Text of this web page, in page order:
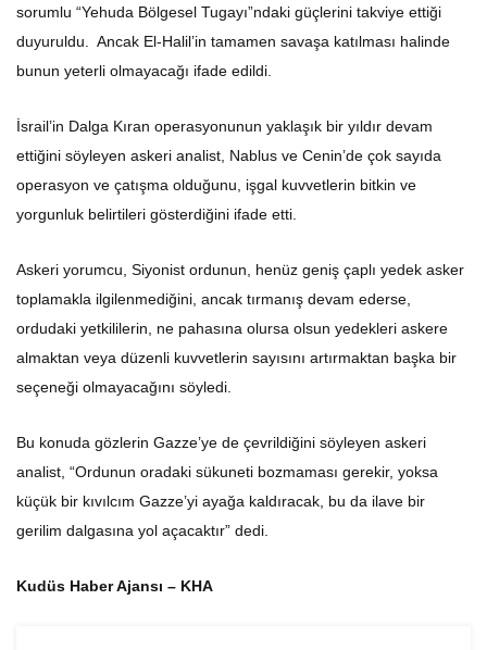
sorumlu “Yehuda Bölgesel Tugayı”ndaki güçlerini takviye ettiği
duyuruldu. Ancak El-Halil’in tamamen savaşa katılması halinde
bunun yeterli olmayacağı ifade edildi.
İsrail’in Dalga Kıran operasyonunun yaklaşık bir yıldır devam
ettiğini söyleyen askeri analist, Nablus ve Cenin’de çok sayıda
operasyon ve çatışma olduğunu, işgal kuvvetlerin bitkin ve
yorgunluk belirtileri gösterdiğini ifade etti.
Askeri yorumcu, Siyonist ordunun, henüz geniş çaplı yedek asker
toplamakla ilgilenmediğini, ancak tırmanış devam ederse,
ordudaki yetkililerin, ne pahasına olursa olsun yedekleri askere
almaktan veya düzenli kuvvetlerin sayısını artırmaktan başka bir
seçeneği olmayacağını söyledi.
Bu konuda gözlerin Gazze’ye de çevrildiğini söyleyen askeri
analist, “Ordunun oradaki sükuneti bozmaması gerekir, yoksa
küçük bir kıvılcım Gazze’yi ayağa kaldıracak, bu da ilave bir
gerilim dalgasına yol açacaktır” dedi.
Kudüs Haber Ajansı – KHA